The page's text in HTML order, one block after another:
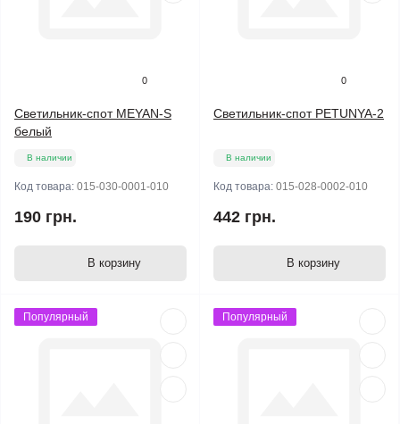
0
Светильник-спот MEYAN-S
белый
В наличии
Код товара: 015-030-0001-010
190 грн.
В корзину
0
Светильник-спот PETUNYA-2
В наличии
Код товара: 015-028-0002-010
442 грн.
В корзину
Популярный Популярный